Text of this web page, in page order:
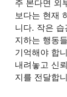
주 본다면 외
보다는 현재
니다. 작은
지하는 행동
기억해야 합
내려놓고 신
지를 전달합